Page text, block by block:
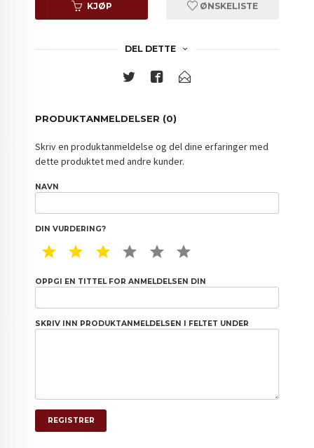
KJØP ØNSKELISTE
DEL DETTE
PRODUKTANMELDELSER (0)
Skriv en produktanmeldelse og del dine erfaringer med
dette produktet med andre kunder.
NAVN
DIN VURDERING?
1 STAR2 STAR3 STAR4 STAR5 STAR
OPPGI EN TITTEL FOR ANMELDELSEN DIN
SKRIV INN PRODUKTANMELDELSEN I FELTET UNDER